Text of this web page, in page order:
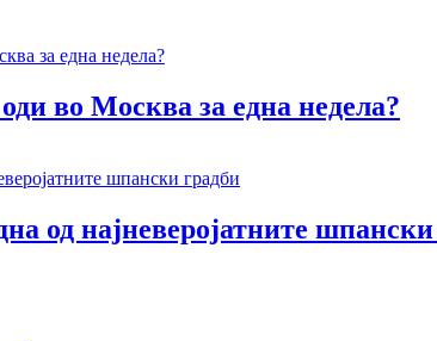
во Москва за една недела?
од најневеројатните